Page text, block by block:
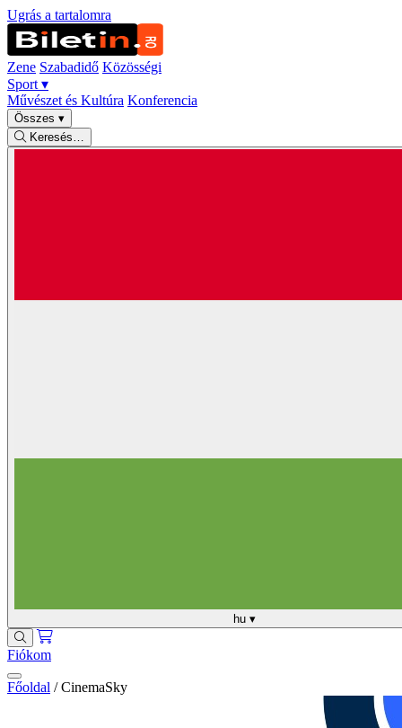
Ugrás a tartalomra
Zene Szabadidő Közösségi
Sport ▾
Művészet és Kultúra Konferencia
Összes ▾
Keresés…
hu ▾
Fiókom
Főoldal / CinemaSky